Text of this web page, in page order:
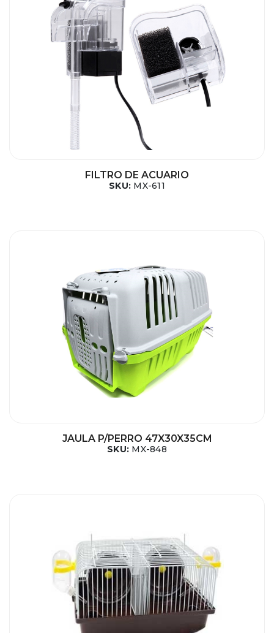
FILTRO DE ACUARIO
SKU: MX-611
JAULA P/PERRO 47X30X35CM
SKU: MX-848